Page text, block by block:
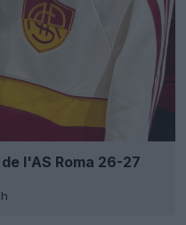
l'AS Roma 26-27